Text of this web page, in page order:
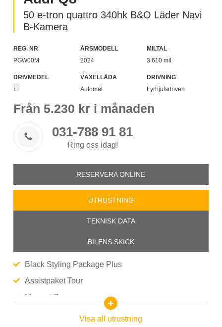
50 e-tron quattro 340hk B&O Läder Navi
B-Kamera
REG. NR
PGW00M
ÅRSMODELL
2024
MILTAL
3 610 mil
DRIVMEDEL
El
VÄXELLÅDA
Automat
DRIVNING
Fyrhjulsdriven
Från 5.230 kr i månaden
 031-788 91 81
Ring oss idag!
RESERVERA ONLINE
UTRUSTNING
TEKNISK DATA
BILENS SKICK
Black Styling Package Plus
Assistpaket Tour
Magnet Grey
Visa all utrustning